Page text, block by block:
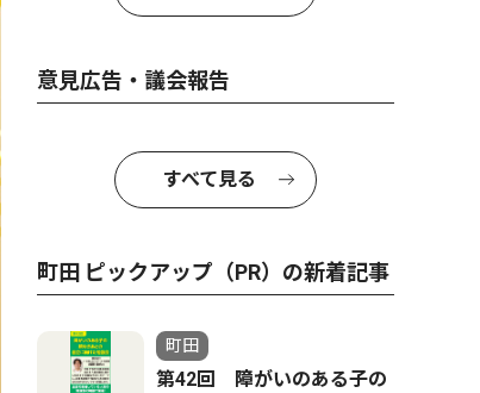
意見広告・議会報告
すべて見る
町田 ピックアップ（PR）の新着記事
町田
第42回 障がいのある子の